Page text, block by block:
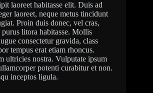
laoreet habitasse elit. Duis ad
laoreet, neque metus tincidunt
Proin duis donec, vel cras,
litora habitasse. Mollis
consectetur gravida, class
tempus erat etiam rhoncus.
ultricies nostra. Vulputate ipsum
potenti curabitur et non.
inceptos ligula.